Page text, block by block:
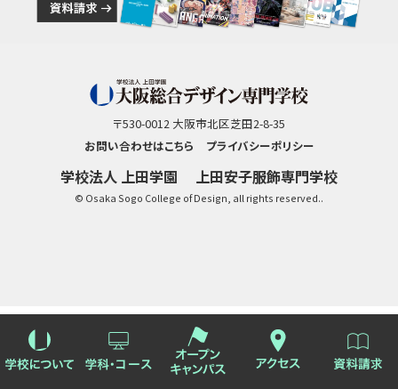
〒530-0012 大阪市北区芝田2-8-35
お問い合わせはこちら
プライバシーポリシー
学校法人 上田学園 上田安子服飾専門学校
© Osaka Sogo College of Design, all rights reserved..